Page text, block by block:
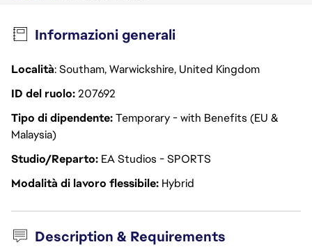
Informazioni generali
Località: Southam, Warwickshire, United Kingdom
ID del ruolo207692
Tipo di dipendenteTemporary - with Benefits (EU &
Malaysia)
Studio/Reparto EA Studios - SPORTS
Modalità di lavoro flessibile Hybrid
Description & Requirements